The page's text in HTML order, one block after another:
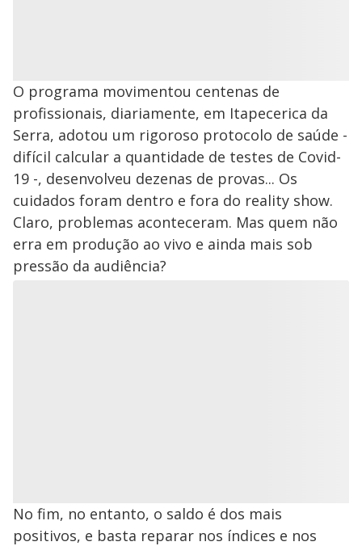
O programa movimentou centenas de
profissionais, diariamente, em Itapecerica da
Serra, adotou um rigoroso protocolo de saúde -
difícil calcular a quantidade de testes de Covid-
19 -, desenvolveu dezenas de provas... Os
cuidados foram dentro e fora do reality show.
Claro, problemas aconteceram. Mas quem não
erra em produção ao vivo e ainda mais sob
pressão da audiência?
No fim, no entanto, o saldo é dos mais
positivos, e basta reparar nos índices e nos